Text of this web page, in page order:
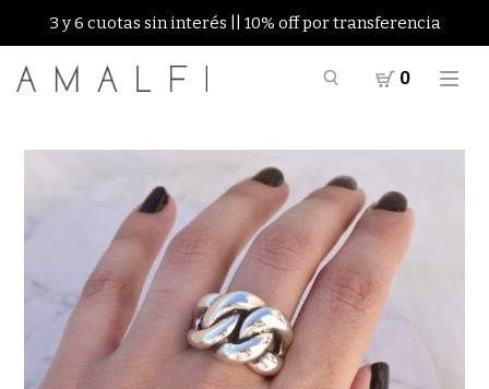
3 y 6 cuotas sin interés || 10% off por transferencia
0